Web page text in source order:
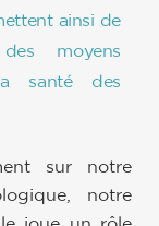
ainsi de
moyens
santé des
sur notre
notre